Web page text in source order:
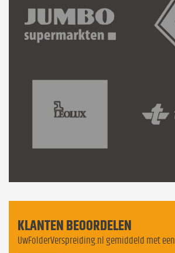
KLANTEN BEOORDELEN
UwFolderVerspreiding.nl gemiddeld met een